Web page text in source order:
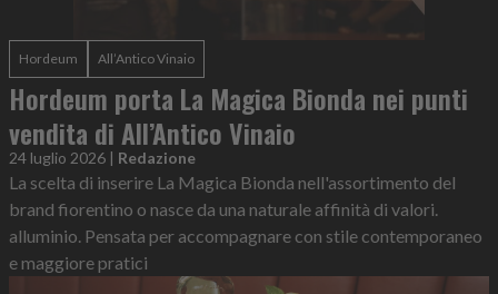
Hordeum All’Antico Vinaio
Hordeum porta La Magica Bionda nei punti
vendita di All’Antico Vinaio
24 luglio 2026 | Redazione
La scelta di inserire La Magica Bionda nell'assortimento del
brand fiorentino o nasce da una naturale affinità di valori.
alluminio. Pensata per accompagnare con stile contemporaneo
e maggiore pratici